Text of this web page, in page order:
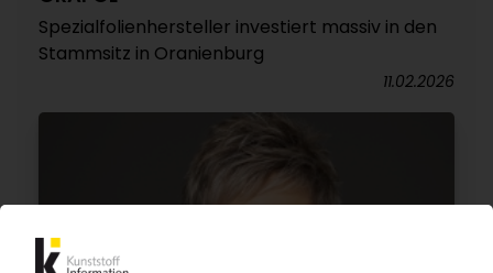
Spezialfolienhersteller investiert massiv in den
Stammsitz in Oranienburg
11.02.2026